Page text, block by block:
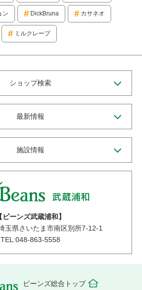
ン DickBruna カサネオ
ミルクレープ
ショップ検索
最新情報
施設情報
【ビーンズ武蔵浦和】
玉県さいたま市南区別所7-12-1
TEL:048-863-5558
ビーンズ総合トップ